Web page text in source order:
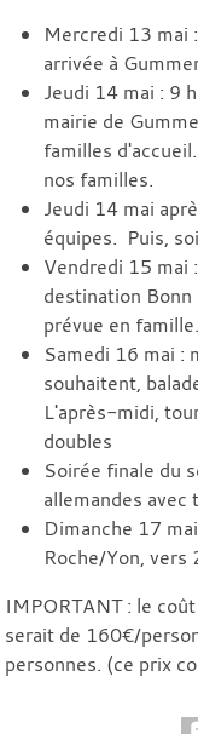
Mercredi 13 mai
arrivée à
Jeudi 14 mai : 9
mairie de
familles
nos familles.
Jeudi 14 mai
équipes. Puis,
Vendredi 15 mai
destination
prévue en famille.
Samedi 16 mai :
souhaitent,
L'après-midi,
doubles
Soirée finale du
allemandes avec
Dimanche 17
Roche/Yon, vers
IMPORTANT : le
serait de 160€/
personnes. (ce prix